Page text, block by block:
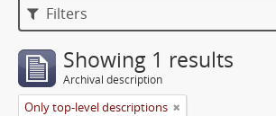
Filters
Showing 1 results
Archival description
Only top-level descriptions